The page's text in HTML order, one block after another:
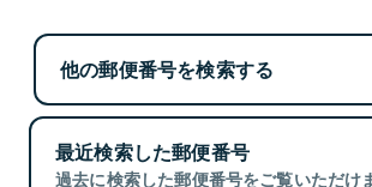
他の郵便番号を検索する
最近検索した郵便番号
過去に検索した郵便番号をご覧いただけ